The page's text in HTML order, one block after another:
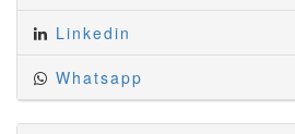
Linkedin
Whatsapp